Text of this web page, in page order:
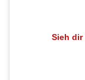
Sieh dir